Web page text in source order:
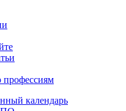
календарь